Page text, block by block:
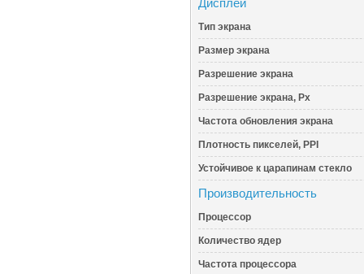
Тип экрана
Размер экрана
Разрешение экрана
Разрешение экрана, Px
Частота обновления экрана
Плотность пикселей, PPI
Устойчивое к царапинам стекло
Производительность
Процессор
Количество ядер
Частота процессора